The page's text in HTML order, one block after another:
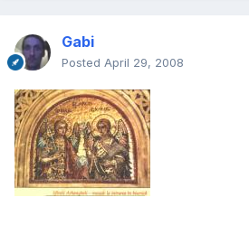
Gabi
Posted April 29, 2008